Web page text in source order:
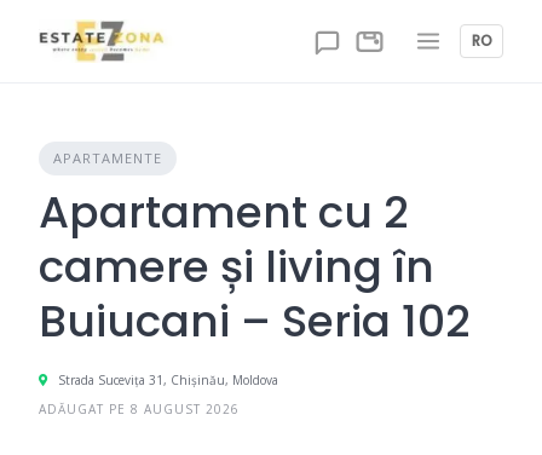
RO
APARTAMENTE
Apartament cu 2
camere și living în
Buiucani – Seria 102
Strada Suceviţa 31, Chișinău, Moldova
ADĂUGAT PE 8 AUGUST 2026